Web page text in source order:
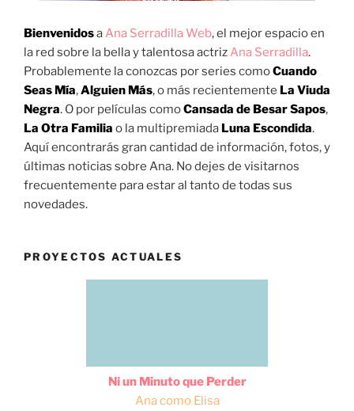
BienvenidosaAna Serradilla Web, el mejor espacio en
la red sobre la bella y talentosa actrizAna Serradilla.
Probablemente la conozcas por series comoCuando
Seas Mía,Alguien Más, o más recientemente La Viuda
Negra. O por películas comoCansada de Besar Sapos,
La Otra Familia o la multipremiada Luna Escondida.
Aquí encontrarás gran cantidad de información, fotos, y
últimas noticias sobre Ana. No dejes de visitarnos
frecuentemente para estar al tanto de todas sus
novedades.
PROYECTOS ACTUALES
Ni un Minuto que Perder
Ana como Elisa